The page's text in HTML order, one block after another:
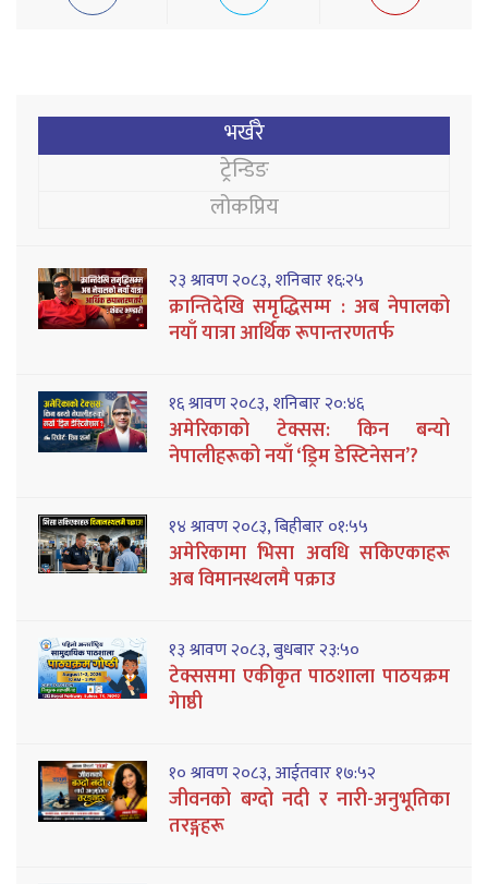
भर्खरै
ट्रेन्डिङ
लोकप्रिय
२३ श्रावण २०८३, शनिबार १६:२५
क्रान्तिदेखि समृद्धिसम्म : अब नेपालको
नयाँ यात्रा आर्थिक रूपान्तरणतर्फ
१६ श्रावण २०८३, शनिबार २०:४६
अमेरिकाको टेक्सस: किन बन्यो
नेपालीहरूको नयाँ ‘ड्रिम डेस्टिनेसन’?
१४ श्रावण २०८३, बिहीबार ०१:५५
अमेरिकामा भिसा अवधि सकिएकाहरू
अब विमानस्थलमै पक्राउ
१३ श्रावण २०८३, बुधबार २३:५०
टेक्ससमा एकीकृत पाठशाला पाठयक्रम
गेाष्ठी
१० श्रावण २०८३, आईतवार १७:५२
जीवनको बग्दो नदी र नारी-अनुभूतिका
तरङ्गहरू